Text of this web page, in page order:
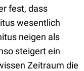
fest, dass
wesentlich
neigen als
steigert ein
Zeitraum die